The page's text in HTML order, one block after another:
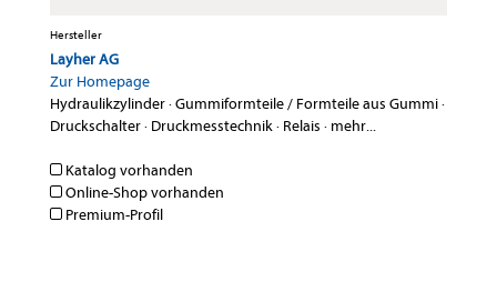
Hersteller
Layher AG
Zur Homepage
Hydraulikzylinder·Gummiformteile / Formteile aus Gummi·
Druckschalter· Druckmesstechnik· Relais · mehr...
Katalog vorhanden
Online-Shop vorhanden
Premium-Profil